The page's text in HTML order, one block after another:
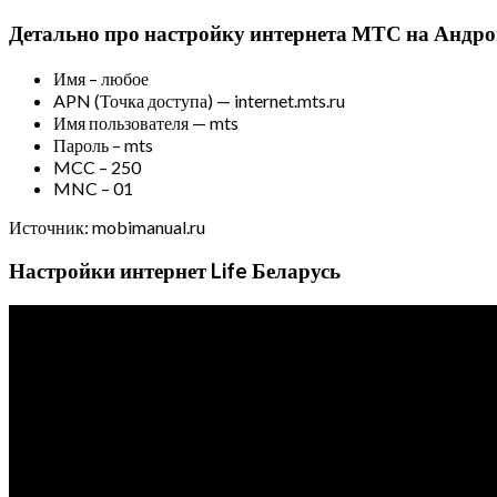
Детально про настройку интернета МТС на
Имя – любое
APN (Точка доступа) — internet.mts.ru
Имя пользователя — mts
Пароль – mts
MCC – 250
MNC – 01
Источник: mobimanual.ru
Настройки интернет Life Беларусь